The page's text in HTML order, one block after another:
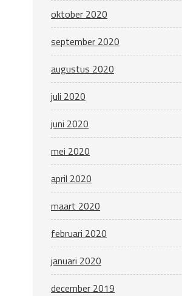
oktober 2020
september 2020
augustus 2020
juli 2020
juni 2020
mei 2020
april 2020
maart 2020
februari 2020
januari 2020
december 2019